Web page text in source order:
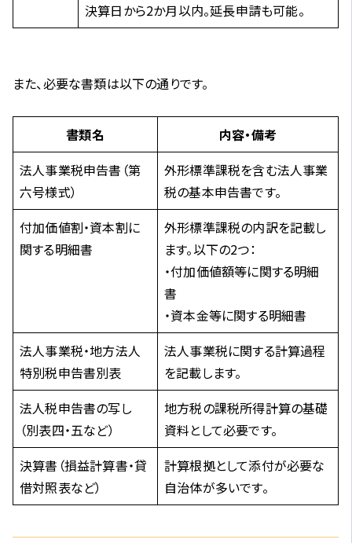
決算日から2か月以内。延長申請も可能。
また、必要な書類は以下の通りです。
書類名
内容・備考
法人事業税申告書（第
六号様式）
外形標準課税を含む法人事業
税の基本申告書です。
付加価値割・資本割に
関する明細書
外形標準課税の内訳を記載し
ます。以下の2つ：
・付加価値額等に関する明細
書
・資本金等に関する明細書
法人事業税・地方法人
特別税申告書別表
法人事業税に関する計算過程
を記載します。
法人税申告書の写し
（別表四・五など）
地方税の課税所得計算の基礎
資料として必要です。
決算書（損益計算書・貸
借対照表など）
計算根拠として添付が必要な
自治体が多いです。